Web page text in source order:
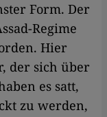
Form. Der
Regime
Hier
der sich über
es satt,
zu werden,